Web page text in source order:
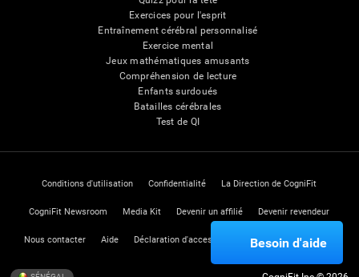
Exercices pour l'esprit
Entraînement cérébral personnalisé
Exercice mental
Jeux mathématiques amusants
Compréhension de lecture
Enfants surdoués
Batailles cérébrales
Test de QI
Conditions d'utilisation Confidentialité La Direction de CogniFit
CogniFit Newsroom Media Kit Devenir un affilié Devenir revendeur
Nous contacter Aide Déclaration d'accessibilité Centre de Confiance
Besoin d'aide